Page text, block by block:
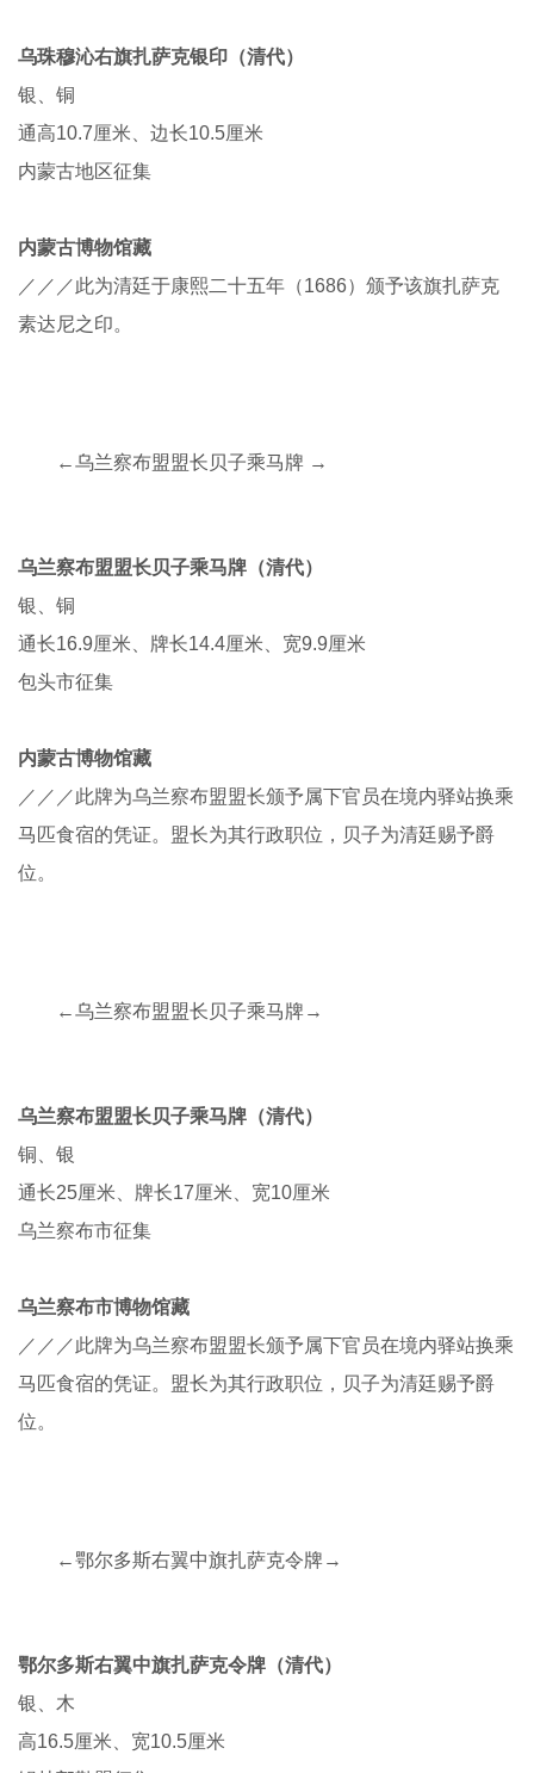
乌 珠穆沁右旗扎萨克银印（清代）
银、铜
通高10.7厘米、边长10.5厘米
内蒙古博物馆藏
／／／此为清廷于康熙二十五年（1686）颁予该旗扎萨克
素达尼之印。
←乌兰察布盟盟长贝子乘马牌 →
乌兰察布盟盟长贝子乘马牌（清代）
银、铜
通长16.9厘米、牌长14.4厘米、宽9.9厘米
包头市征集
内蒙古博物馆藏
／／／此牌为乌兰察布盟盟长颁予属下官员在境内驿站换乘
马匹食宿的凭证。盟长为其行政职位，贝子为清廷赐予爵
位。
←乌兰察布盟盟长贝子乘马牌→
乌兰察布盟盟长贝子乘马牌（清代）
铜、银
通长25厘米、牌长17厘米、宽10厘米